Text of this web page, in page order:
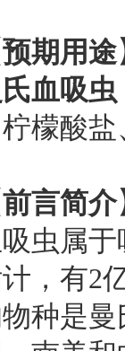
预期用
血吸
柠檬酸
前言简
虫属
，有2
种是